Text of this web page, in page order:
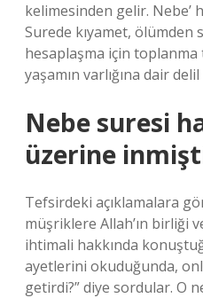
kelimesinden gelir. Nebe’
Surede kıyamet, ölümden
hesaplaşma için
yaşamın varlığına dair
Nebe suresi
üzerine
Tefsirdeki açıklamalara
müşriklere Allah’ın birliği
ihtimali hakkında
ayetlerini okuduğunda,
getirdi?” diye sordular. O